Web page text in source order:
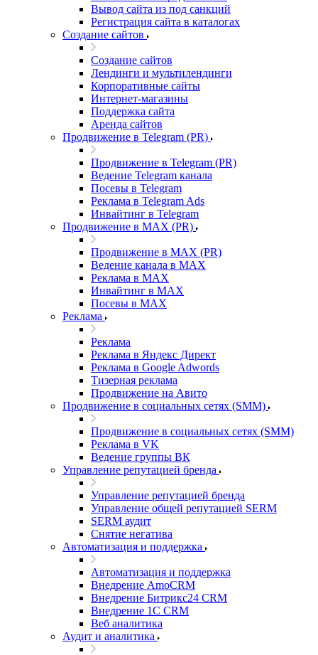
Вывод сайта из под санкций
Регистрация сайта в каталогах
Создание сайтов
Создание сайтов
Лендинги и мультилендинги
Корпоративные сайты
Интернет-магазины
Поддержка сайта
Аренда сайтов
Продвижение в Telegram (PR)
Продвижение в Telegram (PR)
Ведение Telegram канала
Посевы в Telegram
Реклама в Telegram Ads
Инвайтинг в Telegram
Продвижение в MAX (PR)
Продвижение в MAX (PR)
Ведение канала в MAX
Реклама в MAX
Инвайтинг в MAX
Посевы в MAX
Реклама
Реклама
Реклама в Яндекс Директ
Реклама в Google Adwords
Тизерная реклама
Продвижение на Авито
Продвижение в социальных сетях (SMM)
Продвижение в социальных сетях (SMM)
Реклама в VK
Ведение группы ВК
Управление репутацией бренда
Управление репутацией бренда
Управление общей репутацией SERM
SERM аудит
Снятие негатива
Автоматизация и поддержка
Автоматизация и поддержка
Внедрение AmoCRM
Внедрение Битрикс24 CRM
Внедрение 1C CRM
Веб аналитика
Аудит и аналитика